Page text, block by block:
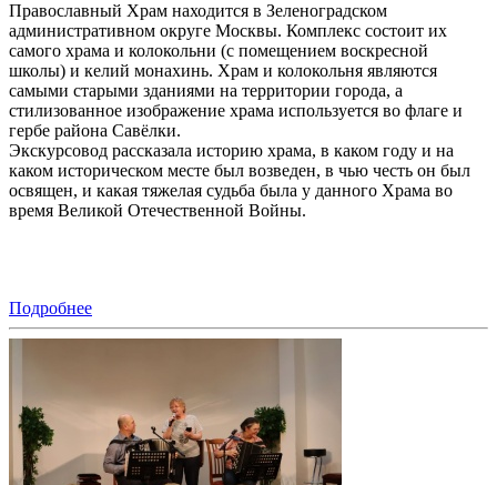
Православный Храм находится в Зеленоградском
административном округе Москвы. Комплекс состоит их
самого храма и колокольни (с помещением воскресной
школы) и келий монахинь. Храм и колокольня являются
самыми старыми зданиями на территории города, а
стилизованное изображение храма используется во флаге и
гербе района Савёлки.
Экскурсовод рассказала историю храма, в каком году и на
каком историческом месте был возведен, в чью честь он был
освящен, и какая тяжелая судьба была у данного Храма во
время Великой Отечественной Войны.
Подробнее